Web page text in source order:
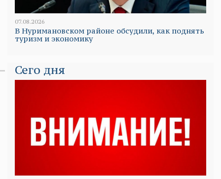
07.08.2026
В Нуримановском районе обсудили, как поднять
туризм и экономику
Сего дня